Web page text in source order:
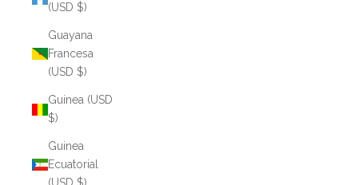
(USD $)
Guayana
Francesa
(USD $)
Guinea (USD
$)
Guinea
Ecuatorial